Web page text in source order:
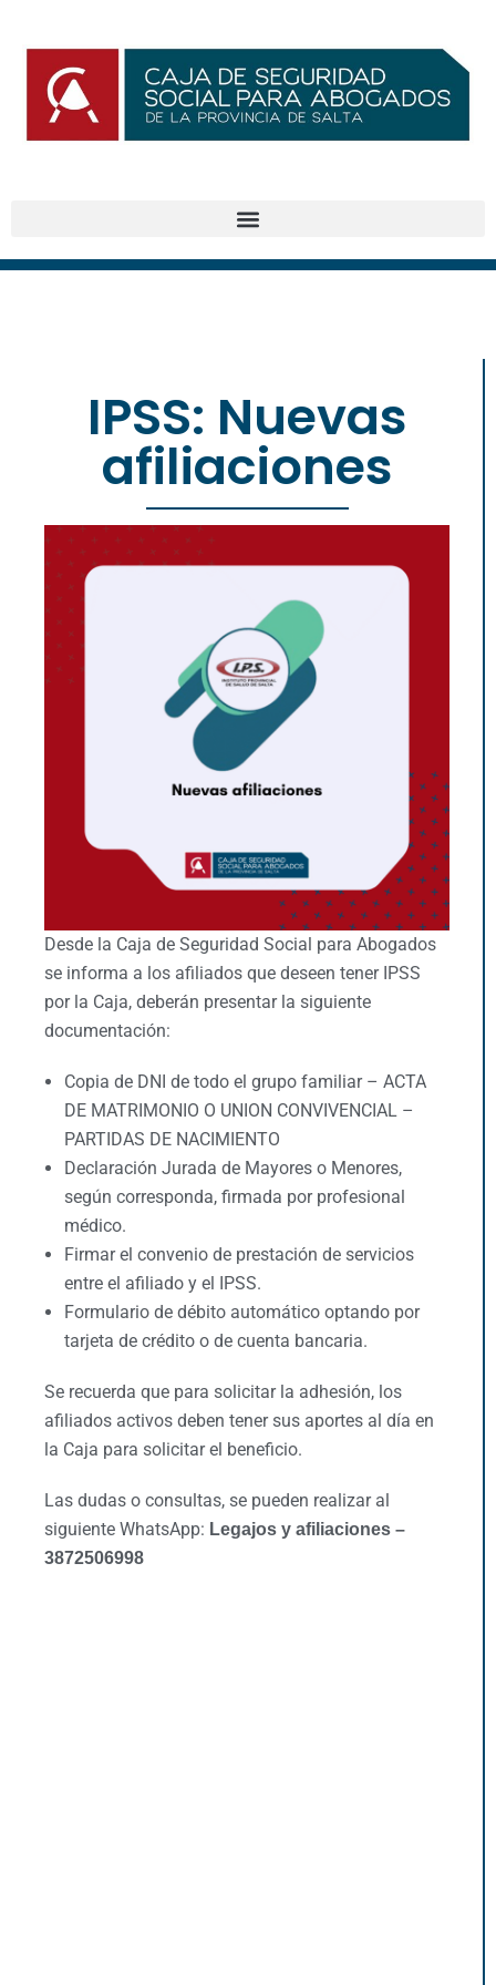
IPSS: Nuevas
afiliaciones
Desde la Caja de Seguridad Social para Abogados
se informa a los afiliados que deseen tener IPSS
por la Caja, deberán presentar la siguiente
documentación:
Copia de DNI de todo el grupo familiar – ACTA
DE MATRIMONIO O UNION CONVIVENCIAL –
PARTIDAS DE NACIMIENTO
Declaración Jurada de Mayores o Menores,
según corresponda, firmada por profesional
médico.
Firmar el convenio de prestación de servicios
entre el afiliado y el IPSS.
Formulario de débito automático optando por
tarjeta de crédito o de cuenta bancaria.
Se recuerda que para solicitar la adhesión, los
afiliados activos deben tener sus aportes al día en
la Caja para solicitar el beneficio.
Las dudas o consultas, se pueden realizar al
siguiente WhatsApp: Legajos y afiliaciones –
3872506998
BENEFICIOS